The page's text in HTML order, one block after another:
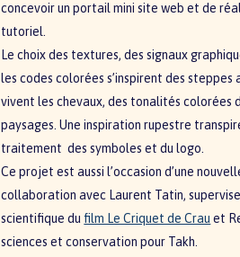
concevoir un portail mini site web et de
tutoriel.
Le choix des textures, des signaux
les codes colorées s’inspirent des steppes
vivent les chevaux, des tonalités colorées
paysages. Une inspiration rupestre
traitement des symboles et du logo.
Ce projet est aussi l’occasion d’une
collaboration avec Laurent Tatin,
scientifique dufilm Le Criquet de Crau et
sciences et conservation pour Takh.